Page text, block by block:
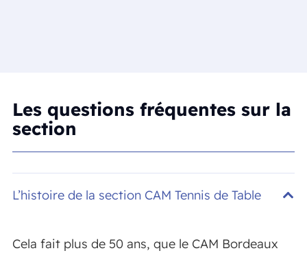
Les questions fréquentes sur la
section
L’histoire de la section CAM Tennis de Table
Cela fait plus de 50 ans, que le CAM Bordeaux